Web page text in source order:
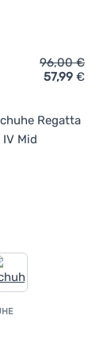
The North Face
96,00€
57,99 €